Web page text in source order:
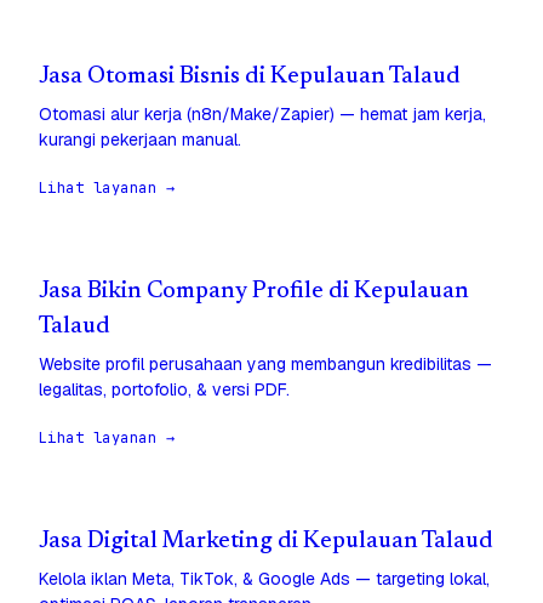
Jasa Otomasi Bisnis di Kepulauan Talaud
Otomasi alur kerja (n8n/Make/Zapier) — hemat jam kerja,
kurangi pekerjaan manual.
Lihat layanan →
Jasa Bikin Company Profile di Kepulauan
Talaud
Website profil perusahaan yang membangun kredibilitas —
legalitas, portofolio, & versi PDF.
Lihat layanan →
Jasa Digital Marketing di Kepulauan Talaud
Kelola iklan Meta, TikTok, & Google Ads — targeting lokal,